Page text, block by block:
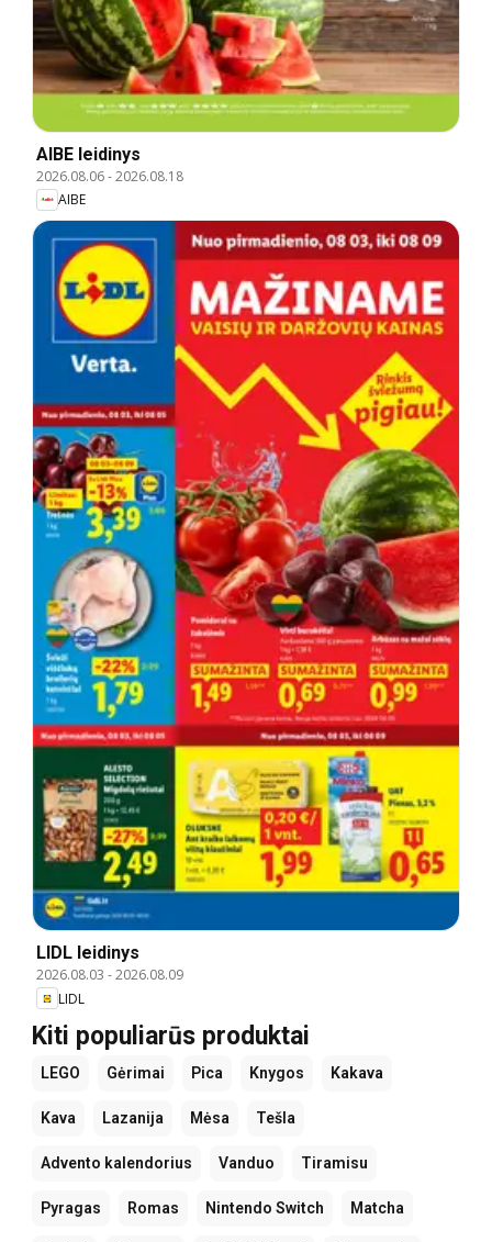
AIBE leidinys
2026.08.06-2026.08.18
AIBE
LIDL leidinys
2026.08.03 -2026.08.09
LIDL
Kiti populiarūs produktai
LEGO Gėrimai Pica Knygos Kakava
Kava Lazanija Mėsa Tešla
Advento kalendorius Vanduo Tiramisu
Pyragas Romas Nintendo Switch Matcha